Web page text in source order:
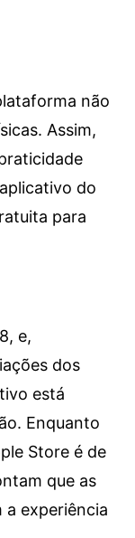
não
Assim,
do
para
e,
dos
está
Enquanto
Store é de
que as
a experiência